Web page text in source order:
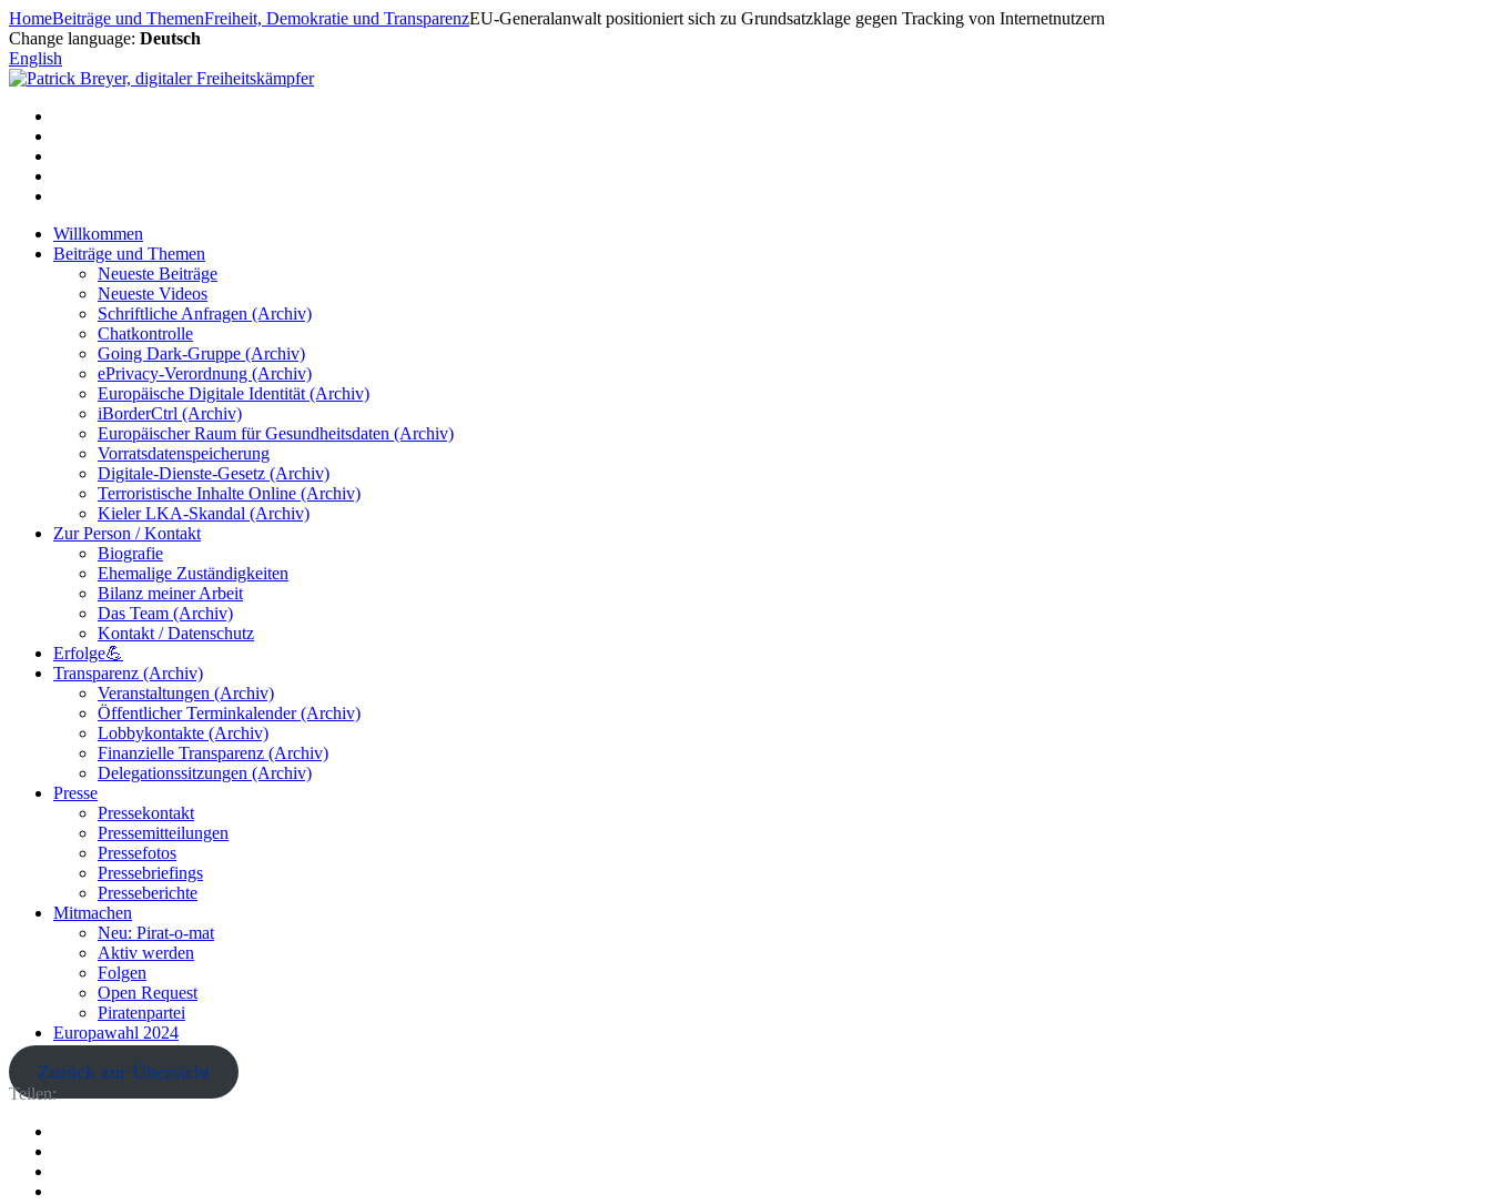
Zum
Inhalt
springen
HomeBeiträge und ThemenFreiheit, Demokratie und TransparenzEU-Generalanwalt positioniert sich zu Grundsatzklage gegen Tracking von Internetnutzern
Change language: Deutsch
English
Willkommen
Beiträge und Themen
Neueste Beiträge
Neueste Videos
Schriftliche Anfragen (Archiv)
Chatkontrolle
Going Dark-Gruppe (Archiv)
ePrivacy-Verordnung (Archiv)
Europäische Digitale Identität (Archiv)
iBorderCtrl (Archiv)
Europäischer Raum für Gesundheitsdaten (Archiv)
Vorratsdatenspeicherung
Digitale-Dienste-Gesetz (Archiv)
Terroristische Inhalte Online (Archiv)
Kieler LKA-Skandal (Archiv)
Zur Person / Kontakt
Biografie
Ehemalige Zuständigkeiten
Bilanz meiner Arbeit
Das Team (Archiv)
Kontakt / Datenschutz
Erfolge💪
Transparenz (Archiv)
Veranstaltungen (Archiv)
Öffentlicher Terminkalender (Archiv)
Lobbykontakte (Archiv)
Finanzielle Transparenz (Archiv)
Delegationssitzungen (Archiv)
Presse
Pressekontakt
Pressemitteilungen
Pressefotos
Pressebriefings
Presseberichte
Mitmachen
Neu: Pirat-o-mat
Aktiv werden
Folgen
Open Request
Piratenpartei
Europawahl 2024
Zurück zur Übersicht
Teilen: